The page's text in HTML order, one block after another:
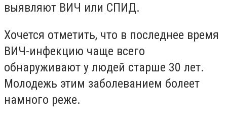
выявляют ВИЧ или СПИД.
Хочется отметить, что в последнее время
ВИЧ-инфекцию чаще всего
обнаруживают у людей старше 30 лет.
Молодежь этим заболеванием болеет
намного реже.